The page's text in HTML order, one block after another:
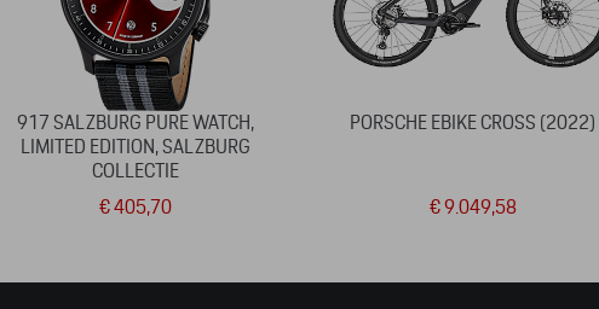
917 SALZBURG PURE WATCH,
LIMITED EDITION, SALZBURG
COLLECTIE
€ 405,70
PORSCHE EBIKE CROSS (2022)
€ 9.049,58